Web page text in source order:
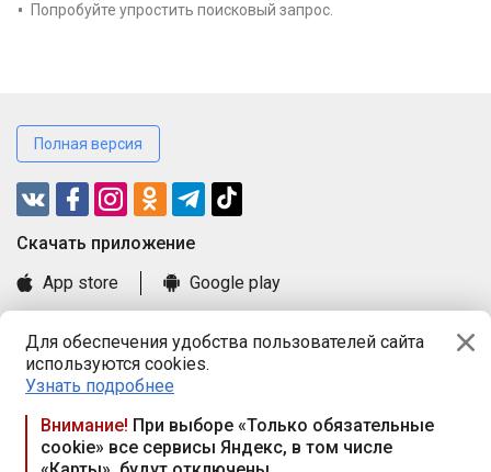
Для обеспечения удобства пользователей сайта
используются cookies.
Узнать подробнее
Внимание! При выборе «Только обязательные
cookie» все сервисы Яндекс, в том числе
Попробуйте упростить поисковый запрос.
Полная версия
Cкачать приложение
App store
Google play
Книга замечаний и предложений
Правила и документы
Praca.by © 2000—2026, ООО «ПРАЦА БАЙ»
Республика Беларусь, 220114, г. Минск, пр-т Независимости
117а, пом. № 9.